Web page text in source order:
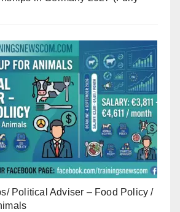
Political Adviser – Food Policy /